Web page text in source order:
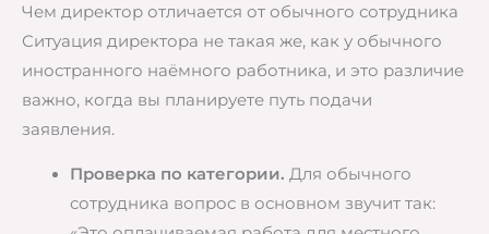
Чем директор отличается от обычного сотрудника
Ситуация директора не такая же, как у обычного
иностранного наёмного работника, и это различие
важно, когда вы планируете путь подачи
заявления.
Проверка по категории. Для обычного
сотрудника вопрос в основном звучит так: